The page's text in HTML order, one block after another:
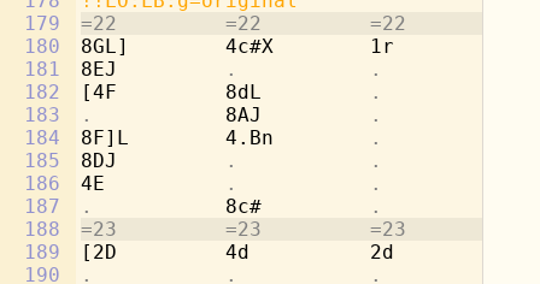
179
180
181
182
183
184
185
186
187
188
189
190
=22         =22         =22
8GL]        4c#X        1r          2a
8EJ
.           .           .
[4F         8dL
.           .
. 8AJ
.           .
8F]L        4.Bn
.
8DJ
.           .           .
4E
.           .
. 8c#
.           .
=23         =23         =23
[2D         4d          2d
.           .           .